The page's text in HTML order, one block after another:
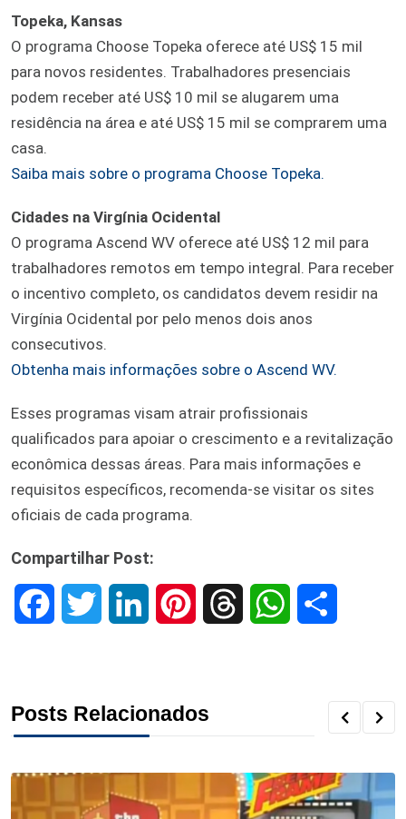
Topeka, Kansas
O programa Choose Topeka oferece até US$ 15 mil
para novos residentes. Trabalhadores presenciais
podem receber até US$ 10 mil se alugarem uma
residência na área e até US$ 15 mil se comprarem uma
casa.
Saiba mais sobre o programa Choose Topeka.
Cidades na Virgínia Ocidental
O programa Ascend WV oferece até US$ 12 mil para
trabalhadores remotos em tempo integral. Para receber
o incentivo completo, os candidatos devem residir na
Virgínia Ocidental por pelo menos dois anos
consecutivos.
Obtenha mais informações sobre o Ascend WV.
Esses programas visam atrair profissionais
qualificados para apoiar o crescimento e a revitalização
econômica dessas áreas. Para mais informações e
requisitos específicos, recomenda-se visitar os sites
oficiais de cada programa.
Compartilhar Post:
e
o
t
e
k
d
t
r d A
Posts Relacionados